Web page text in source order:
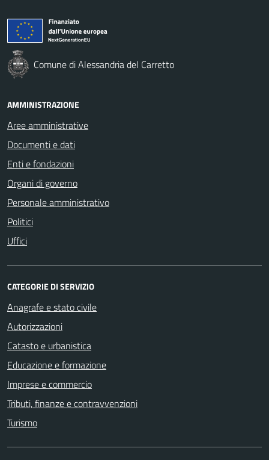
Comune di Alessandria del Carretto
AMMINISTRAZIONE
Aree amministrative
Documenti e dati
Enti e fondazioni
Organi di governo
Personale amministrativo
Politici
Uffici
CATEGORIE DI SERVIZIO
Anagrafe e stato civile
Autorizzazioni
Catasto e urbanistica
Educazione e formazione
Imprese e commercio
Tributi, finanze e contravvenzioni
Turismo